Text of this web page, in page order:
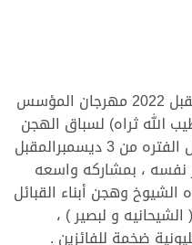
ينطلق في الثالث من ديسمبر المقبل 2022 مهرجان المؤسس
الله ثراه) لسباق الهجن
العربيه الأصيلة، الذي سيُقام خلال الفتره من 3 ديسمبرالمقبل
من الشهر نفسه ، بمشاركه واسعه
وهجن أبناء القبائل
( الشيحانيه و لبصير ) ،